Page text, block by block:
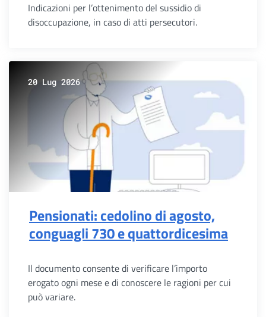
Indicazioni per l’ottenimento del sussidio di
disoccupazione, in caso di atti persecutori.
20 Lug 2026
Pensionati: cedolino di agosto,
conguagli 730 e quattordicesima
Il documento consente di verificare l’importo
erogato ogni mese e di conoscere le ragioni per cui
può variare.